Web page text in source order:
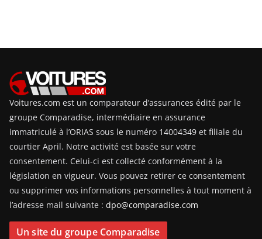
Voitures.com est un comparateur d’assurances édité par le
groupe Comparadise, intermédiaire en assurance
immatriculé à l’ORIAS sous le numéro 14004349 et filiale du
courtier April. Notre activité est basée sur votre
consentement. Celui-ci est collecté conformément à la
législation en vigueur. Vous pouvez retirer ce consentement
ou supprimer vos informations personnelles à tout moment à
l’adresse mail suivante : dpo@comparadise.com
Un site du groupe Comparadise